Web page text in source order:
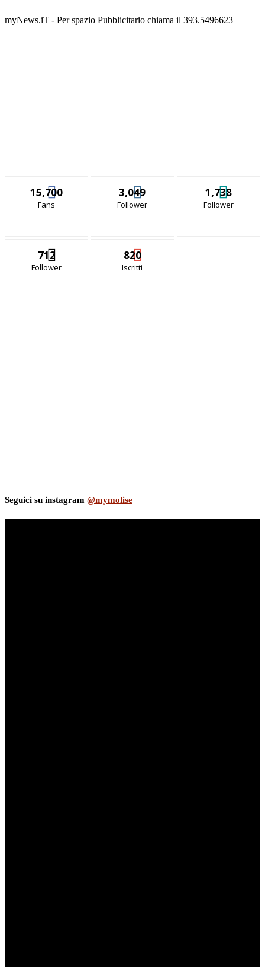
myNews.iT - Per spazio Pubblicitario chiama il 393.5496623
15,700
Fans
3,049
Follower
1,738
Follower
712
Follower
820
Iscritti
Seguici su instagram @mymolise